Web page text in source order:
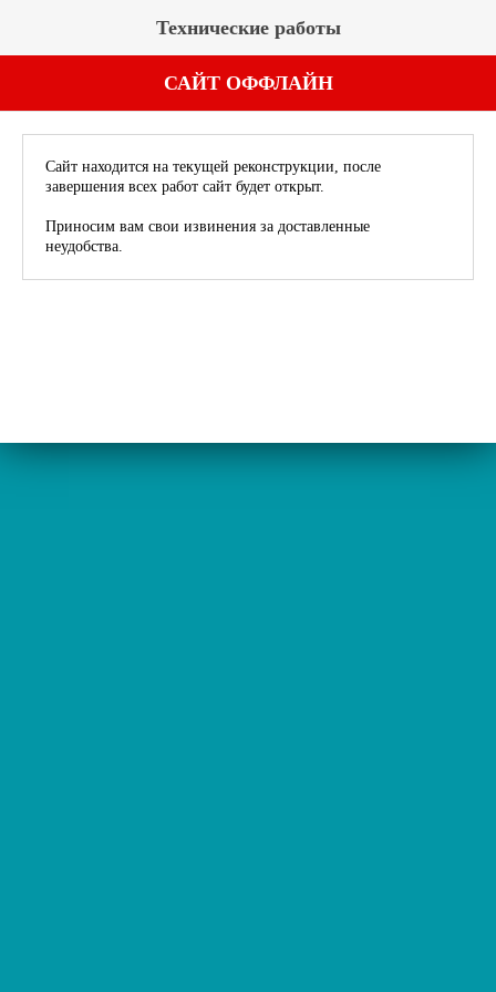
Технические работы
САЙТ ОФФЛАЙН
Сайт находится на текущей реконструкции, после
завершения всех работ сайт будет открыт.
Приносим вам свои извинения за доставленные
неудобства.